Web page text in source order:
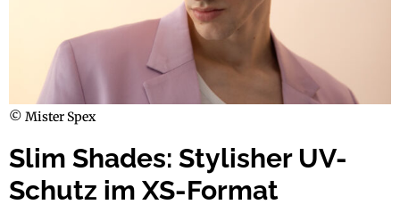
© Mister Spex
Slim Shades: Stylisher UV-
Schutz im XS-Format